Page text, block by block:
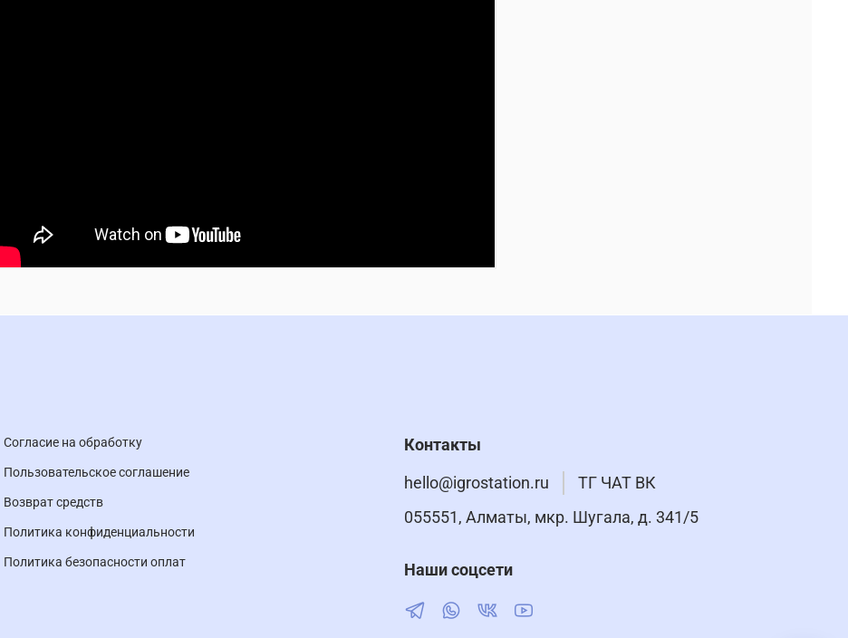
Согласие на обработку
Пользовательское соглашение
Возврат средств
Политика конфиденциальности
Политика безопасности оплат
Контакты
hello@igrostation.ru
ТГ ЧАТ ВК
055551, Алматы, мкр. Шугала, д. 341/5
Наши соцсети